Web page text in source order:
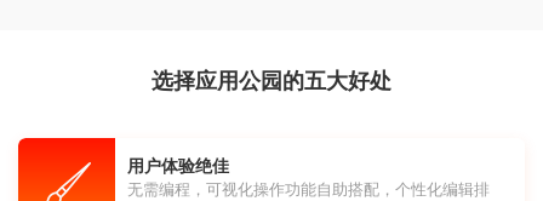
选择应用公园的五大好处
用户体验绝佳
无需编程，可视化操作功能自助搭配，个性化编辑排